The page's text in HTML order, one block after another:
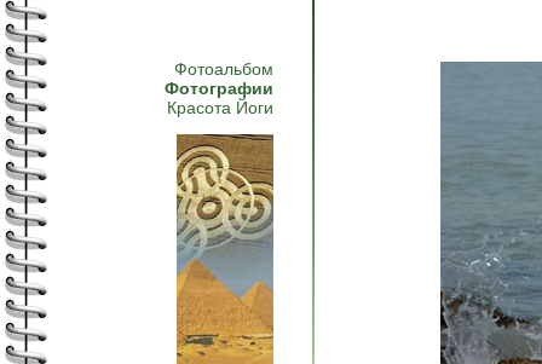
Фотоальбом
Фотографии
Красота Йоги